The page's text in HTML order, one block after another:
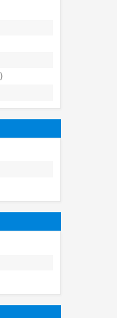
khách nên chọn
Cách sử dụng
Một số vật
nồi. Xếp các vật